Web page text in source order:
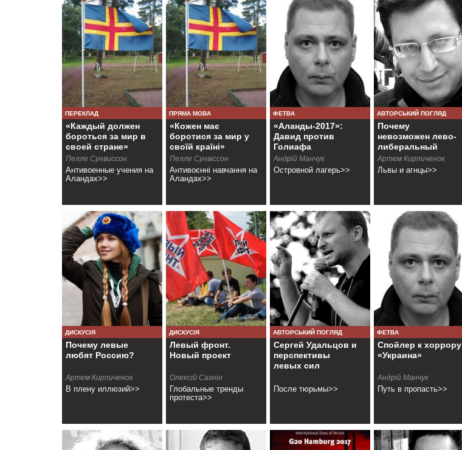
ПЕРЕКЛАД
«Каждый должен
бороться за мир в
своей стране»
Пелле Сунвиссон
Антивоенные учения на
Аландах>>
ПРЯМА МОВА
«Кожен має
боротися за мир у
своїй країні»
Пелле Сунвіссон
Антивоєнні навчання на
Аландах>>
ФЕТВА
«Аланды-2017»:
Давид против
Голиафа
Андрій Манчук
Островной лагерь>>
АВТОРСЬКИЙ ПОГЛЯД
Почему
невозможен лево-
либеральный
альянс?
Артем Кирпиченок
Львы и агнцы>>
ДИСКУСІЯ
Почему левые
любят Россию?
Артем Кирпиченок
В плену иллюзий>>
ДИСКУСІЯ
Левый фронт.
Новый проект
Олексій Сахнін
Глобальные тренды
протеста>>
АВТОРСЬКИЙ ПОГЛЯД
Сергей Удальцов и
перспективы
левых сил
После тюрьмы>>
ФЕТВА
Спойлер к хоррору
«Украина»
Андрій Манчук
Путь в пропасть>>